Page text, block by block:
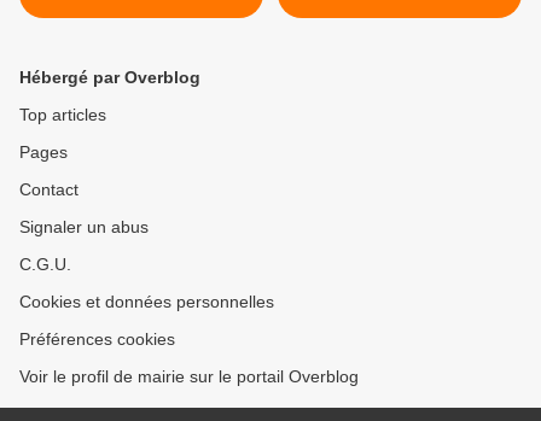
Hébergé par Overblog
Top articles
Pages
Contact
Signaler un abus
C.G.U.
Cookies et données personnelles
Préférences cookies
Voir le profil de mairie sur le portail Overblog